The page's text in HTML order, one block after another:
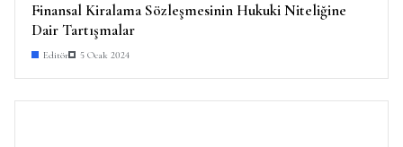
Finansal Kiralama Sözleşmesinin Hukuki Niteliğine
Dair Tartışmalar
Editör 5 Ocak 2024